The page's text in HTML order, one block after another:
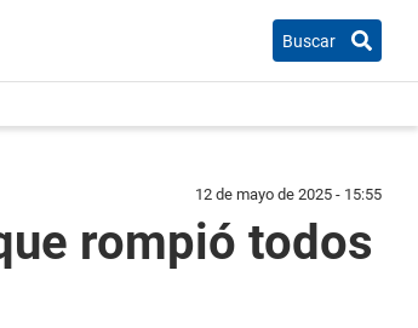
Buscar
12 de mayo de 2025 - 15:55
rompió todos